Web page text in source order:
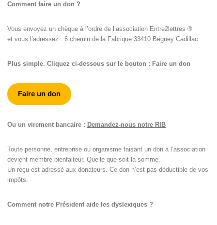
Comment faire un don ?
Vous envoyez un chèque à l’ordre de l’association Entre2lettres ®
et vous l’adressez : 6 chemin de la Fabrique 33410 Béguey Cadillac
Plus simple. Cliquez ci-dessous sur le bouton : Faire un don
Faire un don
Ou un virement bancaire : Demandez-nous notre RIB
Toute personne, entreprise ou organisme faisant un don à l’association
devient membre bienfaiteur. Quelle que soit la somme.
Un reçu est adressé aux donateurs. Ce don n’est pas déductible de vos
impôts.
Comment notre Président aide les dyslexiques ?